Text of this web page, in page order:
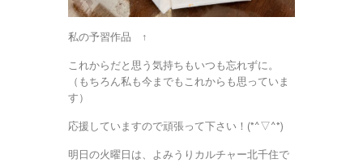
私の予習作品 ↑
これからだと思う気持ちもいつも忘れずに。
（もちろん私も今までもこれからも思っていま
す）
応援していますので頑張って下さい！(*^▽^*)
明日の火曜日は、よみうりカルチャー北千住で